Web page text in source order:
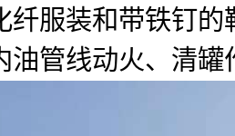
纤服装和带铁钉
油管线动火、清